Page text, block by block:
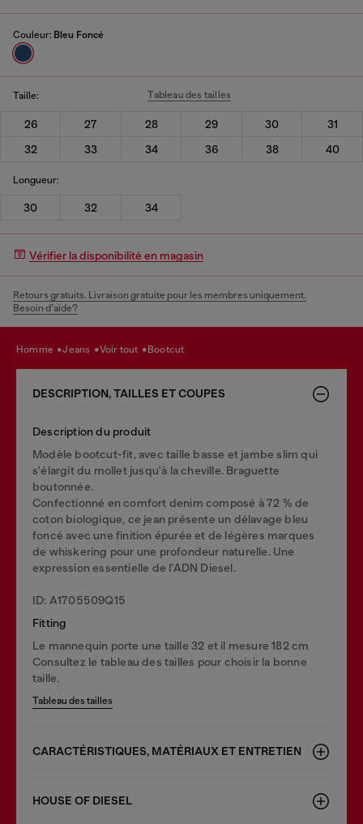
Couleur: Bleu Foncé
Taille: Tableau des tailles
26 27 28 29 30
31
32
33 34 36 38 40
Longueur:
30 32 34
Vérifier la disponibilité en magasin
Retours gratuits. Livraison gratuite pour les membres uniquement.
Besoin d’aide?
homme jeans voir tout bootcut
DESCRIPTION, TAILLES ET COUPES
Description du produit
Modèle bootcut-fit, avec taille basse et jambe slim qui
s'élargit du mollet jusqu'à la cheville. Braguette
boutonnée.
Confectionné en comfort denim composé à 72 % de
coton biologique, ce jean présente un délavage bleu
foncé avec une finition épurée et de légères marques
de whiskering pour une profondeur naturelle. Une
expression essentielle de l’ADN Diesel.
ID: A1705509Q15
Fitting
Le mannequin porte une taille 32 et il mesure 182 cm
Consultez le tableau des tailles pour choisir la bonne
taille.
Tableau des tailles
CARACTÉRISTIQUES, MATÉRIAUX ET ENTRETIEN
HOUSE OF DIESEL